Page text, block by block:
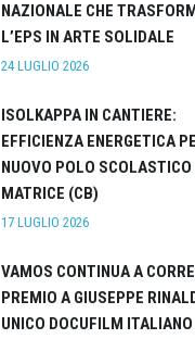
NAZIONALE CHE
L’EPS IN ARTE SOLIDALE
24 LUGLIO 2026
ISOLKAPPA IN CANTIERE:
EFFICIENZA ENERGETICA
NUOVO POLO SCOLASTICO
MATRICE (CB)
17 LUGLIO 2026
VAMOS CONTINUA A
PREMIO A GIUSEPPE
UNICO DOCUFILM ITALIANO